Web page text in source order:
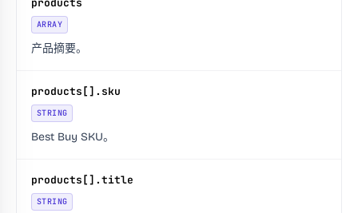
products
ARRAY
产品摘要。
products[].sku
STRING
Best Buy SKU。
products[].title
STRING